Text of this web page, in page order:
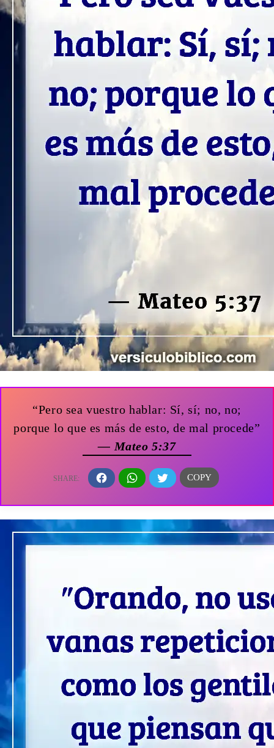
“Pero sea vuestro hablar: Sí, sí; no, no;
porque lo que es más de esto, de mal procede”
— Mateo 5:37